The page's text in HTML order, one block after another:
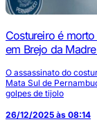
Costureiro é
em Brejo da
O assassinato do
Mata Sul de
golpes de tijolo
26/12/2025 às 08:14